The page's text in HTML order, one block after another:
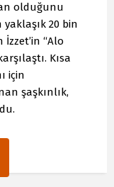
olduğunu
20 bin
“Alo
Kısa
için
şaşkınlık,